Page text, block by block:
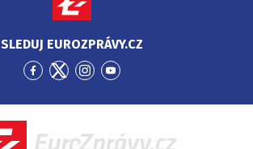
SLEDUJ EUROZPRÁVY.CZ
Přejít
Facebook
Přejít
Twitter
Přejít
Instagram
Přejít
YouTube
EuroZprávy.cz